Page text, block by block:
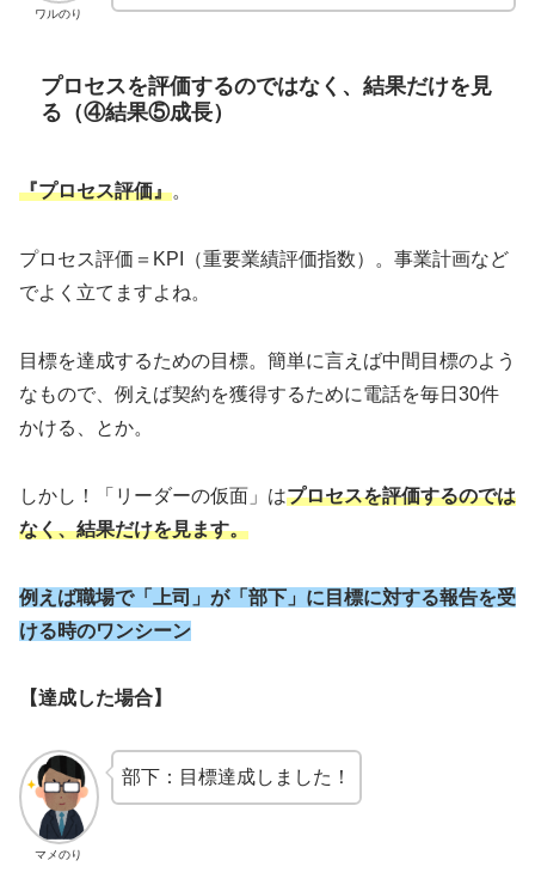
ワルのり
プロセスを評価するのではなく、結果だけを見
る（④結果⑤成長）
『プロセス評価』。
プロセス評価＝KPI（重要業績評価指数）。事業計画など
でよく立てますよね。
目標を達成するための目標。簡単に言えば中間目標のよう
なもので、例えば契約を獲得するために電話を毎日30件
かける、とか。
しかし！「リーダーの仮面」はプロセスを評価するのでは
なく、結果だけを見ます。
例えば職場で「上司」が「部下」に目標に対する報告を受
ける時のワンシーン
【達成した場合】
マメのり
部下：目標達成しました！